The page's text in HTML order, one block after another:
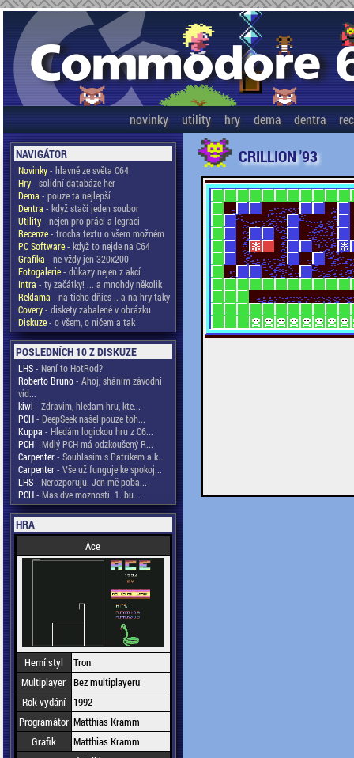
novinky utility hry dema dentra
NAVIGÁTOR
Novinky- hlavně ze světa C64
Hry- solidní databáze her
Dema - pouze ta nejlepší
Dentra - když stačí jeden soubor
Utility- nejen pro práci a legraci
Recenze- trocha textu o všem možném
PC Software- když to nejde na C64
Grafika - ne vždy jen 320x200
Fotogalerie- důkazy nejen z akcí
Intra - ty začátky! ... a mnohdy několik
Reklama - na ticho dňies .. a na hry taky
Covery- diskety zabalené v obrázku
Diskuze- o všem, o ničem a tak
POSLEDNÍCH 10 Z DISKUZE
LHS- Není to HotRod?
Roberto Bruno- Ahoj, sháním závodní
vid...
kiwi - Zdravim, hledam hru, kte...
PCH- DeepSeek našel pouze toh...
Kuppa - Hledám logickou hru z C6...
PCH- Mdlý PCH má odzkoušený R...
Carpenter- Souhlasím s Patrikem a k...
Carpenter- Vše už funguje ke spokoj...
LHS- Nerozporuju. Jen mě poba...
PCH- Mas dve moznosti. 1. bu...
HRA
Ace
Herní styl
Tron
Multiplayer Bez multiplayeru
Rok vydání
1992
Programátor Matthias Kramm
Grafik
Matthias Kramm
CRILLION '93